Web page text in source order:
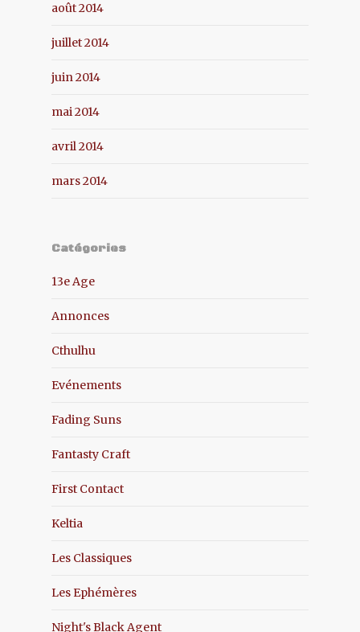
août 2014
juillet 2014
juin 2014
mai 2014
avril 2014
mars 2014
Catégories
13e Age
Annonces
Cthulhu
Evénements
Fading Suns
Fantasty Craft
First Contact
Keltia
Les Classiques
Les Ephémères
Night's Black Agent